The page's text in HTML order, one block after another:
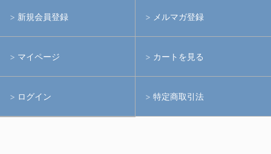
アームシステム
アクションカメラ(GoPro等)
水中用品
イノン
新規会員登録 メルマガ登録
マイページ カートを見る
ログイン 特定商取引法